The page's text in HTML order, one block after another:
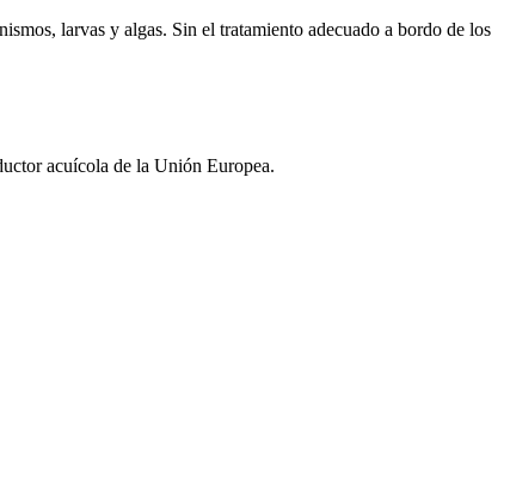
larvas y algas. Sin el tratamiento adecuado a bordo de los
acuícola de la Unión Europea.